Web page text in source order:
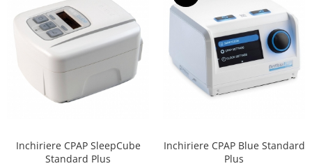
Inchiriere CPAP SleepCube
Standard Plus
Inchiriere CPAP Blue Standard
Plus